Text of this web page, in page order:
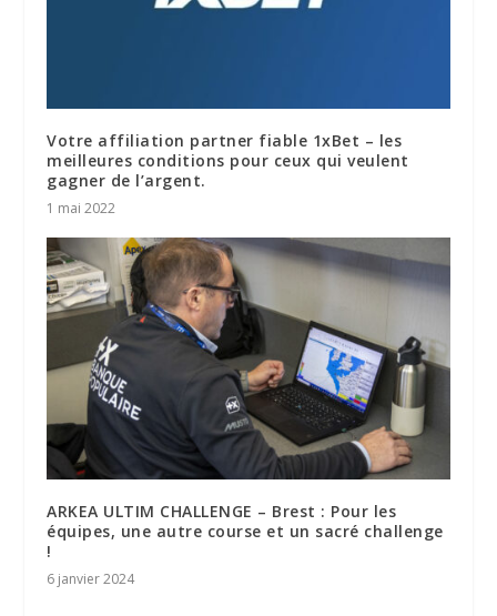
Votre affiliation partner fiable 1xBet – les
meilleures conditions pour ceux qui veulent
gagner de l’argent.
1 mai 2022
ARKEA ULTIM CHALLENGE – Brest : Pour les
équipes, une autre course et un sacré challenge
!
6 janvier 2024